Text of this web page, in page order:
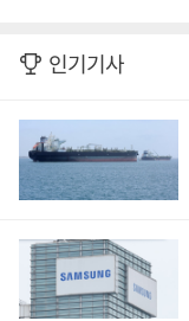
인기기사